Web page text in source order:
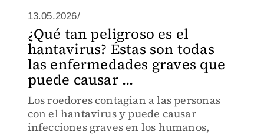
13.05.2026/
¿Qué tan peligroso es el
hantavirus? Éstas son todas
las enfermedades graves que
puede causar ...
Los roedores contagian a las personas
con el hantavirus y puede causar
infecciones graves en los humanos,